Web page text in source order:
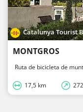
Catalunya Tourist
MONTGROS
Ruta de bicicleta de
17,5 km